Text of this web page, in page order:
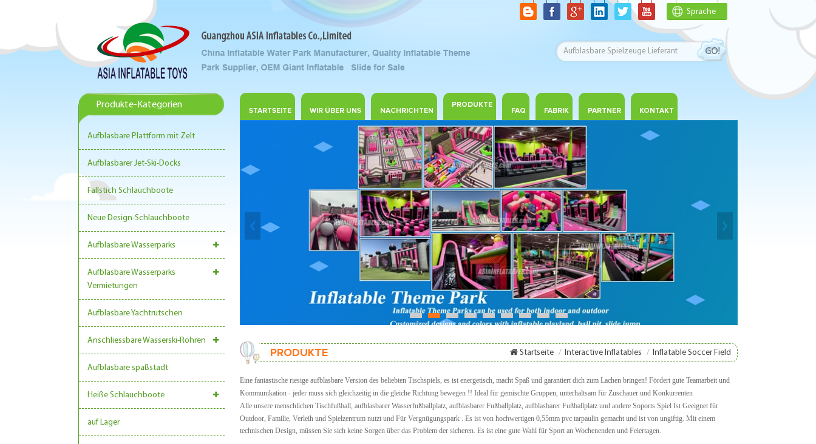
Sprache
Produkte-Kategorien
Aufblasbare Plattform mit Zelt
Aufblasbarer Jet-Ski-Docks
Fallstich Schlauchboote
Neue Design-Schlauchboote
Aufblasbare Wasserparks
Aufblasbare Wasserparks
Vermietungen
Aufblasbare Yachtrutschen
Anschliessbare Wasserski-Röhren
Aufblasbare spaßstadt
Heiße Schlauchboote
auf Lager
STARTSEITE WIR ÜBER UNS NACHRICHTEN
PRODUKTE
FAQ
FABRIK PARTNER KONTAKT
1 2 3 4 5 6 7 8 9
PRODUKTE Startseite / Interactive Inflatables / Inflatable Soccer Field
Eine fantastische riesige aufblasbare Version des beliebten Tischspiels, es ist energetisch, macht Spaß und garantiert dich zum Lachen bringen! Fördert gute Teamarbeit und
Kommunikation - jeder muss sich gleichzeitig in die gleiche Richtung bewegen !! Ideal für gemischte Gruppen, unterhaltsam für Zuschauer und Konkurrenten
Alle unsere menschlichen Tischfußball, aufblasbarer Wasserfußballplatz, aufblasbarer Fußballplatz, aufblasbarer Fußballplatz und andere Soports Spiel Ist Geeignet für
Outdoor, Familie, Verleih und Spielzentrum nutzt und Für Vergnügungspark . Es ist von hochwertigen 0,55mm pvc tarpaulin gemacht und ist von ungiftig. Mit einem
technischen Design, müssen Sie sich keine Sorgen über das Problem der sicheren. Es ist eine gute Wahl für Sport an Wochenenden und Feiertagen.